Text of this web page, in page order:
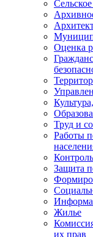
Оценка
Труд и
Работы
Защита
Жилье
их прав